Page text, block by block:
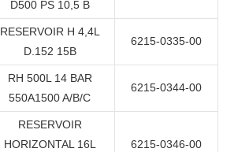
D500 PS 10,5 B
RESERVOIR H 4,4L
D.152 15B
6215-0335-00
RH 500L 14 BAR
550A1500 A/B/C
6215-0344-00
RESERVOIR
HORIZONTAL 16L
6215-0346-00